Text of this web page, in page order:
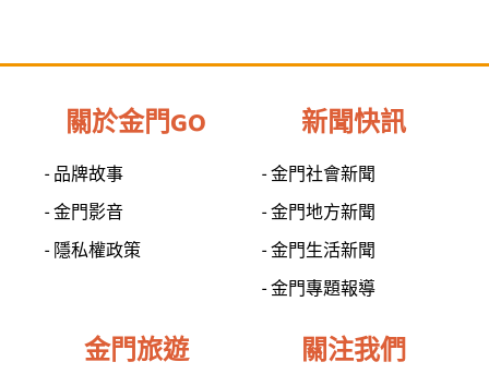
關於金門GO
- 品牌故事
- 金門影音
- 隱私權政策
新聞快訊
- 金門社會新聞
- 金門地方新聞
- 金門生活新聞
- 金門專題報導
金門旅遊 關注我們